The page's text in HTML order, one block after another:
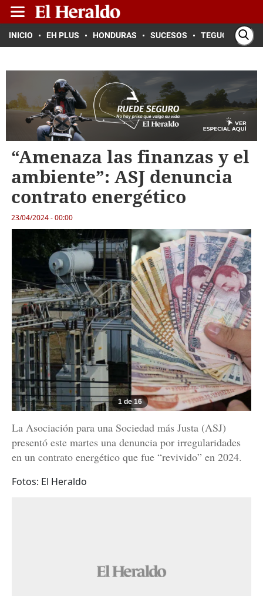
INICIO EH PLUS HONDURAS SUCESOS TEGUCIGALPA
“Amenaza las finanzas y el
ambiente”: ASJ denuncia
contrato energético
23/04/2024 - 00:00
1 de 16
La Asociación para una Sociedad más Justa (ASJ)
presentó este martes una denuncia por irregularidades
en un contrato energético que fue “revivido” en 2024.
Fotos: El Heraldo